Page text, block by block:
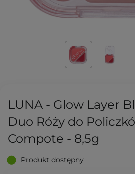
LUNA - Glow Layer
Duo Róży do
Compote - 8,5g
Produkt dostępny